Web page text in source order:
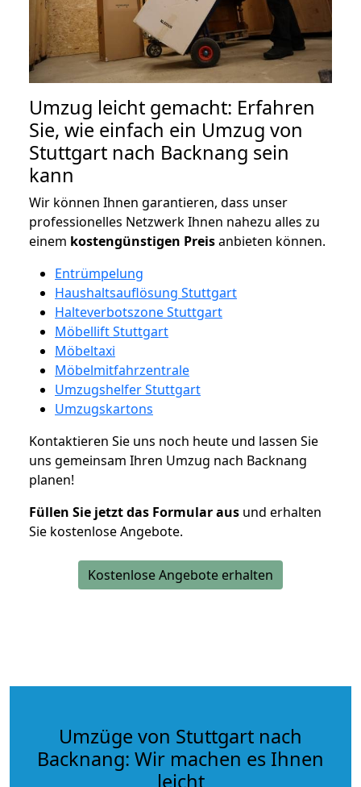
Umzug leicht gemacht: Erfahren
Sie, wie einfach ein Umzug von
Stuttgart nach Backnang sein
kann
Wir können Ihnen garantieren, dass unser
professionelles Netzwerk Ihnen nahezu alles zu
einem kostengünstigen Preisanbieten können.
Entrümpelung
Haushaltsauflösung Stuttgart
Halteverbotszone Stuttgart
Möbellift Stuttgart
Möbeltaxi
Möbelmitfahrzentrale
Umzugshelfer Stuttgart
Umzugskartons
Kontaktieren Sie uns noch heute und lassen Sie
uns gemeinsam Ihren Umzug nach Backnang
planen!
Füllen Sie jetzt das Formular aus und erhalten
Sie kostenlose Angebote.
Kostenlose Angebote erhalten
Umzüge von Stuttgart nach
Backnang: Wir machen es Ihnen
leicht